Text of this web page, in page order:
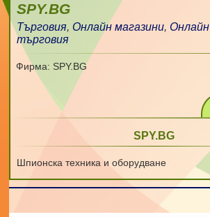
SPY.BG
Търговия, Онлайн магазини, Онлайн
търговия
Фирма: SPY.BG
SPY.BG
Шпионска техника и оборудване